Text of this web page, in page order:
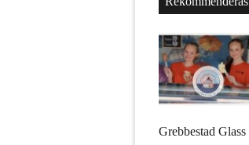
Grebbestad Glass